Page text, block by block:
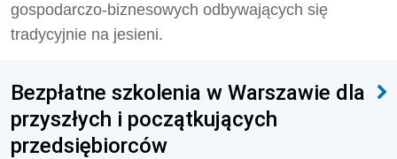
gospodarczo-biznesowych odbywających się
tradycyjnie na jesieni.
Bezpłatne szkolenia w Warszawie dla
przyszłych i początkujących
przedsiębiorców